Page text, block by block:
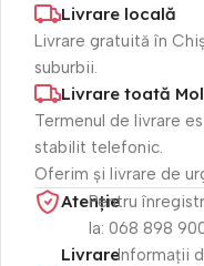
Livrare locală
Livrare gratuită în
suburbii.
Livrare toată
Termenul de livrare
stabilit telefonic.
Oferim și livrare de
Atenție​
Pentru
la: 068 898 900
LivrareInformații